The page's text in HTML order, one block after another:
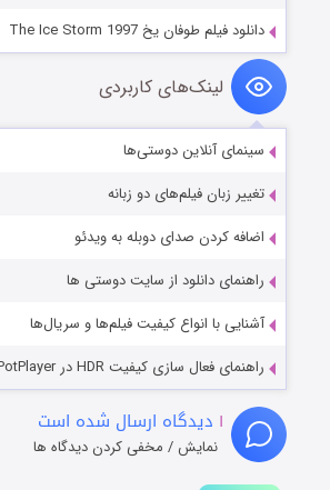
دانلود فیلم طوفان یخ The Ice Storm 1997
لینک‌های کاربردی
سینمای آنلاین دوستی‌ها
تغییر زبان فیلم‌های دو زبانه
اضافه کردن صدای دوبله به ویدئو
راهنمای دانلود از سایت دوستی ها
آشنایی با انواع کیفیت فیلم‌ها و سریال‌ها
راهنمای فعال سازی کیفیت HDR در PotPlayer
۱ دیدگاه ارسال شده است
نمایش / مخفی کردن دیدگاه ها